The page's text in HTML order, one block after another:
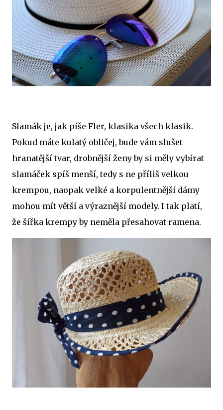
Slamák je, jak píše Fler, klasika všech klasik.
Pokud máte kulatý obličej, bude vám slušet
hranatější tvar, drobnější ženy by si měly vybírat
slamáček spíš menší, tedy s ne příliš velkou
krempou, naopak velké a korpulentnější dámy
mohou mít větší a výraznější modely. I tak platí,
že šířka krempy by neměla přesahovat ramena.